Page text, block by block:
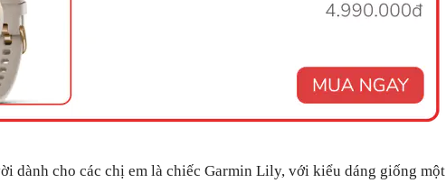
dành cho các chị em là chiếc Garmin Lily, với kiểu dáng giống một